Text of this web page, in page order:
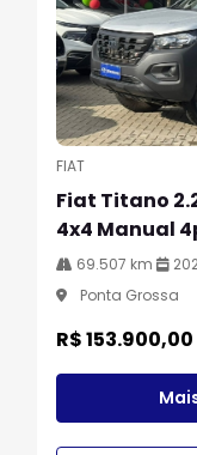
FIAT
Fiat Titano
4x4 Manual
69.507 km
Ponta Grossa
R$ 153.900,00